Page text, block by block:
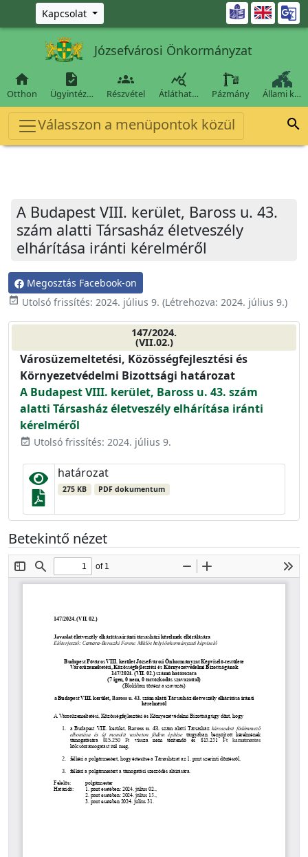
Ugrás a fő tartalomra
Kapcsolat 
Józsefvárosi Önkormányzat

Otthon

Ügyintéz…

Részvétel

Átláthat… Pázmány Állami k…
Válasszon a menüpontok közül 
A Budapest VIII. kerület, Baross u. 43.
szám alatti Társasház életveszély
elhárítása iránti kérelméről
Megosztás Facebook-on
event_available Utolsó frissítés: 2024. július 9. (Létrehozva: 2024. július 9.)
147/2024.
(VII.02.)
Városüzemeltetési, Közösségfejlesztési és
Környezetvédelmi Bizottsági határozat
A Budapest VIII. kerület, Baross u. 43. szám
alatti Társasház életveszély elhárítása iránti
kérelméről
event_available Utolsó frissítés: 2024. július 9.
határozat
275 KB PDF dokumentum
Betekintő nézet